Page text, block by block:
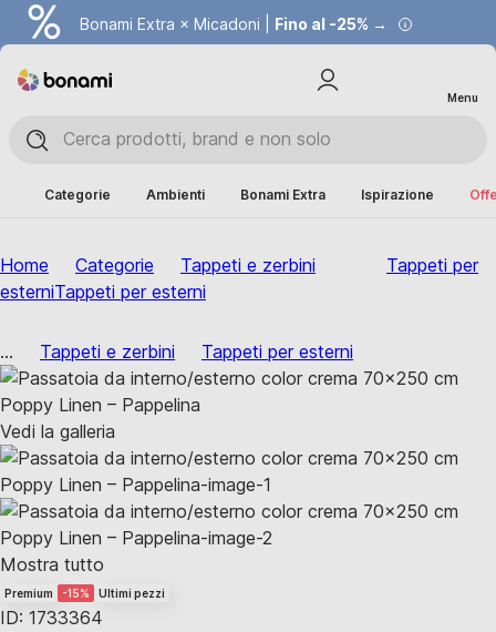
Bonami Extra × Micadoni | Fino al -25% →
Menu
Categorie Ambienti Bonami Extra Ispirazione
Home Categorie Tappeti e zerbini
Tappeti per
esterniTappeti per esterni
... Tappeti e zerbini Tappeti per esterni
Vedi la galleria
Mostra tutto
Premium -15% Ultimi pezzi
ID: 1733364